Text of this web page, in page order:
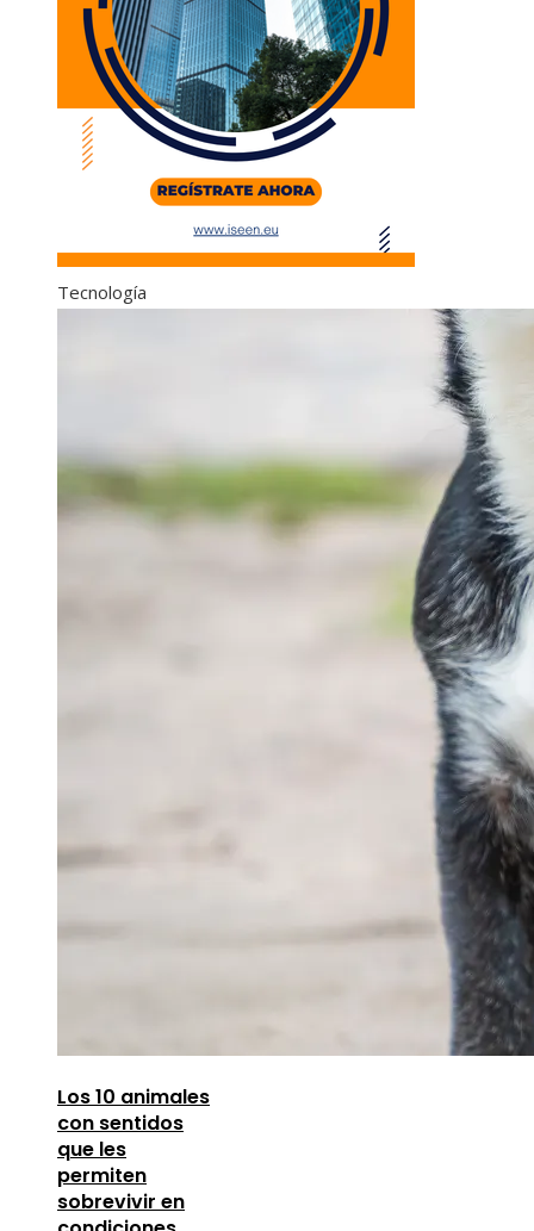
Tecnología
Los 10 animales
con sentidos
que les
permiten
sobrevivir en